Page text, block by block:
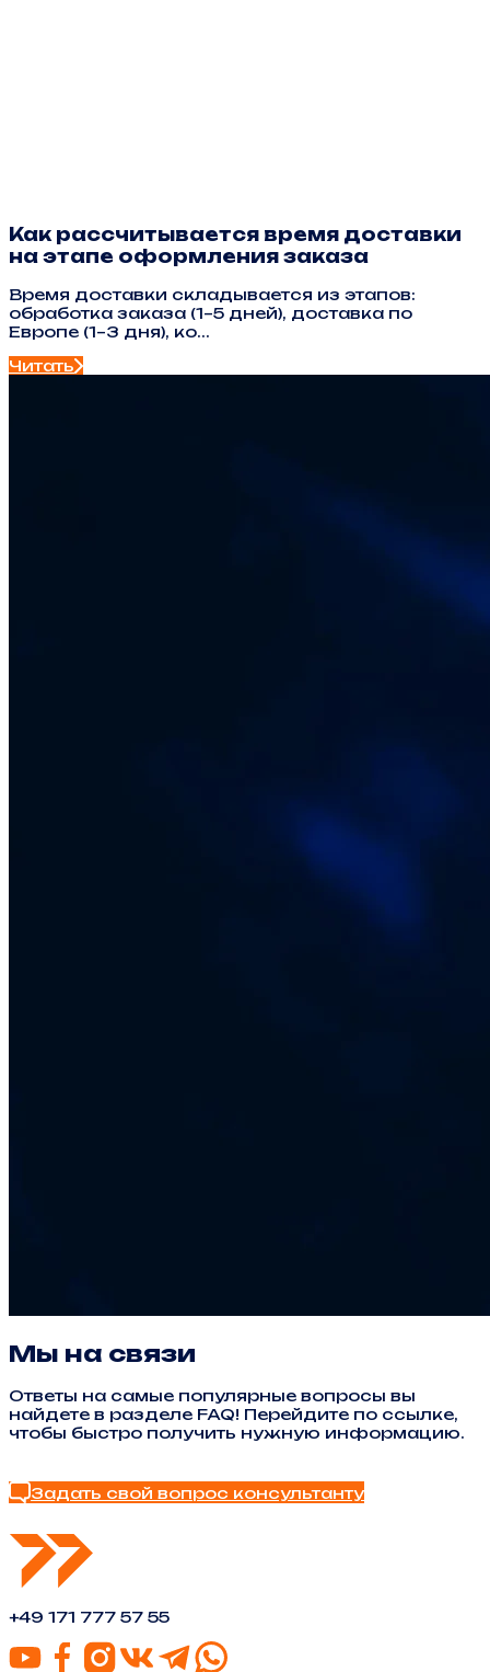
Как рассчитывается время доставки
на этапе оформления заказа
Время доставки складывается из этапов:
обработка заказа (1–5 дней), доставка по
Европе (1–3 дня), ко...
Читать
Мы на связи
Ответы на самые популярные вопросы вы
найдете в разделе FAQ! Перейдите по ссылке,
чтобы быстро получить нужную информацию.
Задать свой вопрос консультанту
+49 171 777 57 55